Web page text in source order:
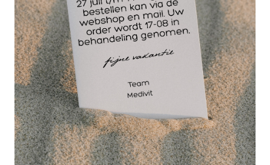
ze ideaal zijn voor professioneel gebruik. Ze zijn
verstelbaar zodat u altijd de juiste werkhoogte kunt
bereiken en zijn voorzien van comfortabele bekleding
om de ervaring voor uw cliënten zo aangenaam
mogelijk te maken.
Onzemassagestoelen
en massagekussens zijn
geweldig voor therapeuten die vaak op locatie werken
of voor cliënten die geen gebruik willen maken van
een massagetafel. Ze zijn draagbaar, gemakkelijk op
te zetten en bieden toch voldoende ondersteuning en
comfort tijdens de massage.